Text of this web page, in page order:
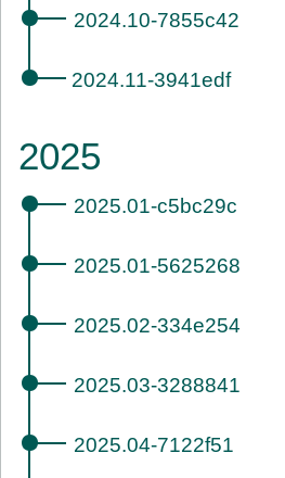
2024.10-7855c42
2024.11-3941edf
2025
2025.01-c5bc29c
2025.01-5625268
2025.02-334e254
2025.03-3288841
2025.04-7122f51